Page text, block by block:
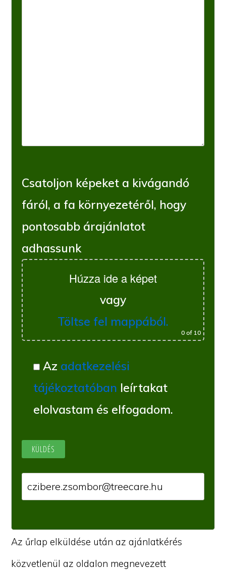
Csatoljon képeket a kivágandó
fáról, a fa környezetéről, hogy
pontosabb árajánlatot
adhassunk
Húzza ide a képet
vagy
Töltse fel mappából.
0of 10
Az adatkezelési
tájékoztatóban leírtakat
elolvastam és elfogadom.
Az űrlap elküldése után az ajánlatkérés
közvetlenül az oldalon megnevezett